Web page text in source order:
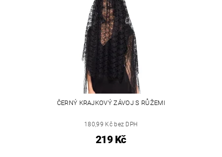
ČERNÝ KRAJKOVÝ ZÁVOJ S RŮŽEMI
180,99 Kč bez DPH
219 Kč